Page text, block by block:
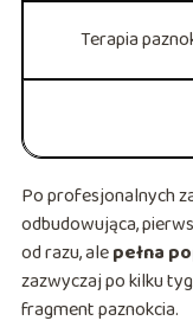
Terapia
Po profesjonalnych
odbudowująca,
od razu, alepełna
zazwyczaj po kilku
fragment paznokcia.